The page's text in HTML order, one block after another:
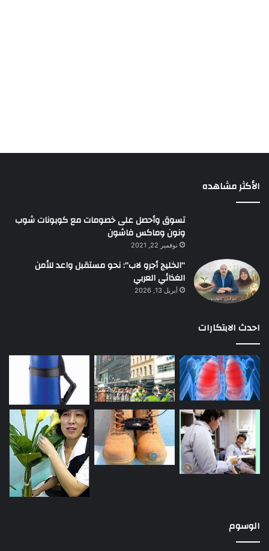
الأكثر مشاهده
تسوق وأحصل على خصومات مع كوبونات شوب
ونون وماكس فاشون
نوفمبر 22, 2021
“الخليج أجرو لاب”: نحو مستقبل واعد للأمن
الغذائي العربي
أبريل 13, 2026
احدث الابتكارات
الوسوم